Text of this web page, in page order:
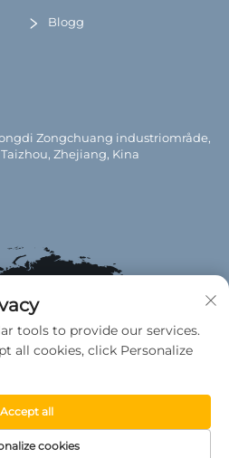
Blogg
Zongchuang industriområde,
Zhejiang, Kina
Wanwan Biltilbehør fabrikk.
—Personvernerklæring
tools to provide our services.
all cookies, click Personalize
cookies
Accept all